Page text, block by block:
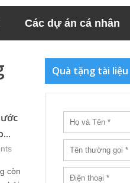
Các dự án cá nhân
còn
Quà tặng tài liệu